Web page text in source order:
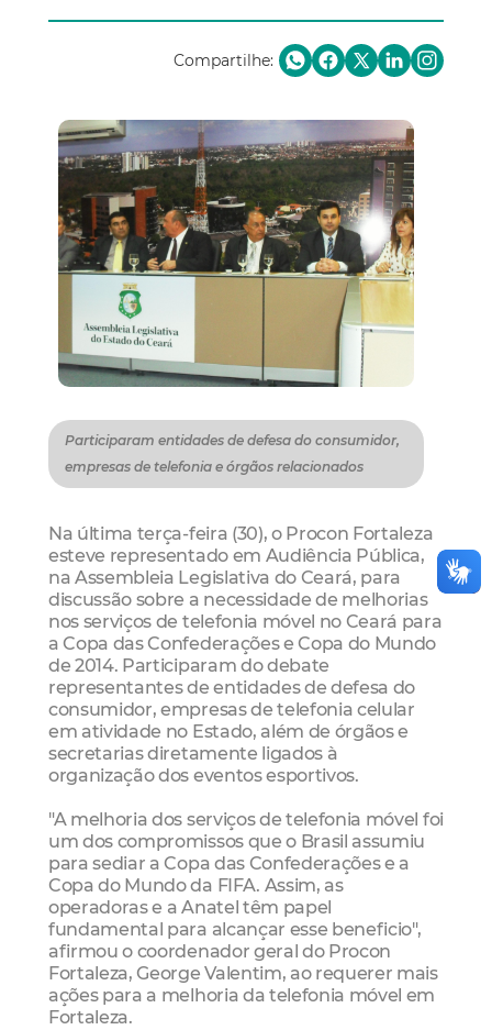
Compartilhe:
Participaram entidades de defesa do consumidor,
empresas de telefonia e órgãos relacionados
Na última terça-feira (30), o Procon Fortaleza
esteve representado em Audiência Pública,
na Assembleia Legislativa do Ceará, para
discussão sobre a necessidade de melhorias
nos serviços de telefonia móvel no Ceará para
a Copa das Confederações e Copa do Mundo
de 2014. Participaram do debate
representantes de entidades de defesa do
consumidor, empresas de telefonia celular
em atividade no Estado, além de órgãos e
secretarias diretamente ligados à
organização dos eventos esportivos.
"A melhoria dos serviços de telefonia móvel foi
um dos compromissos que o Brasil assumiu
para sediar a Copa das Confederações e a
Copa do Mundo da FIFA. Assim, as
operadoras e a Anatel têm papel
fundamental para alcançar esse beneficio",
afirmou o coordenador geral do Procon
Fortaleza, George Valentim, ao requerer mais
ações para a melhoria da telefonia móvel em
Fortaleza.